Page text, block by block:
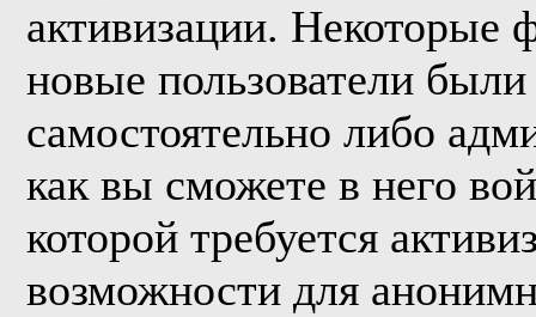
активизации. Некоторые
новые пользователи
самостоятельно либо
как вы сможете в него
которой требуется
возможности для